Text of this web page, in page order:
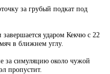
за грубый подкат под
ударом Кекчю с 22
в ближнем углу.
за симуляцию около чужой
пропустит.